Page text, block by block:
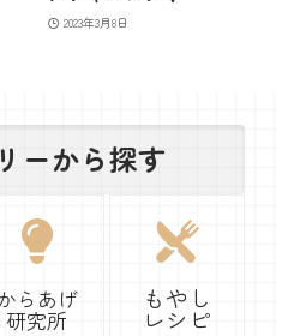
2023年3月8日
ーから探す
からあげ
研究所
もやし
レシピ